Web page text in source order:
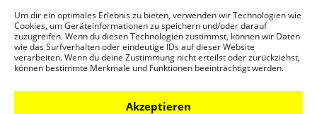
Um dir ein optimales Erlebnis zu bieten, verwenden wir Technologien wie
Cookies, um Geräteinformationen zu speichern und/oder darauf
zuzugreifen. Wenn du diesen Technologien zustimmst, können wir Daten
wie das Surfverhalten oder eindeutige IDs auf dieser Website
verarbeiten. Wenn du deine Zustimmung nicht erteilst oder zurückziehst,
können bestimmte Merkmale und Funktionen beeinträchtigt werden.
Akzeptieren
Ansprechpartner
SAMMLUNGEN